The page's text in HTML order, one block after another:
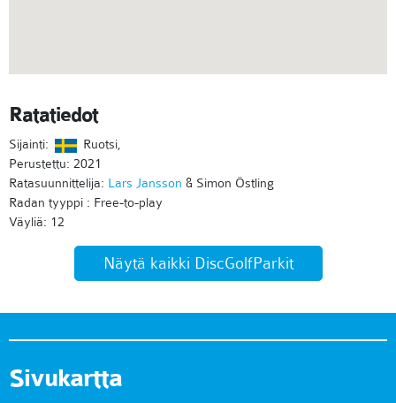
Ratatiedot
Sijainti:
Ruotsi,
Perustettu: 2021
Ratasuunnittelija: Lars Jansson & Simon Östling
Radan tyyppi : Free-to-play
Väyliä: 12
Näytä kaikki DiscGolfParkit
Sivukartta